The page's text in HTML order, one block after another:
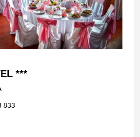
***
833